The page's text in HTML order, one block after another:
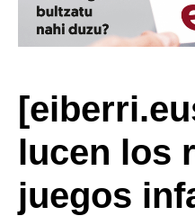
lucen los
juegos